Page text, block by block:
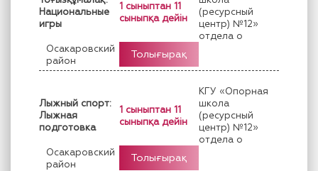
Национальные
игры
1 сыныптан 11
сыныпқа дейін
(ресурсный
центр) №12»
отдела о
Осакаровский
район
Толығырақ
Лыжный спорт:
Лыжная
подготовка
1 сыныптан 11
сыныпқа дейін
КГУ «Опорная
школа
(ресурсный
центр) №12»
отдела о
Осакаровский
район
Толығырақ